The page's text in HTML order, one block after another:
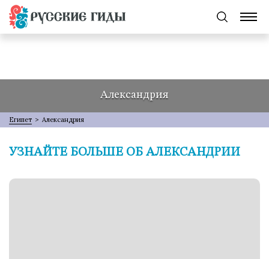
Александрия
Египет > Александрия
УЗНАЙТЕ БОЛЬШЕ ОБ АЛЕКСАНДРИИ